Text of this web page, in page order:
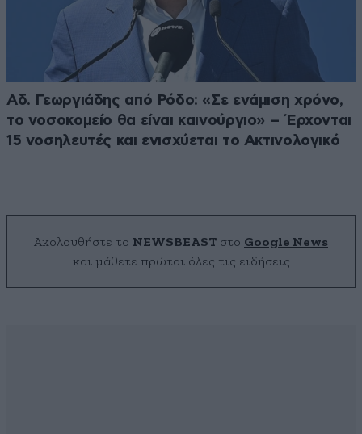
Αδ. Γεωργιάδης από Ρόδο: «Σε ενάμιση χρόνο,
το νοσοκομείο θα είναι καινούργιο» – Έρχονται
15 νοσηλευτές και ενισχύεται το Ακτινολογικό
Ακολουθήστε το NEWSBEAST στο Google News
και μάθετε πρώτοι όλες τις ειδήσεις